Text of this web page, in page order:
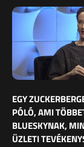
EGY
PÓLÓ, AMI
BLUESKYNAK,
ÜZLETI